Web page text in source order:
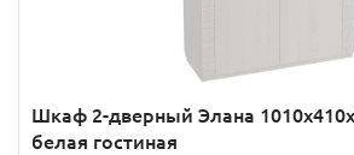
Шкаф 2-дверный Элана
белая гостиная